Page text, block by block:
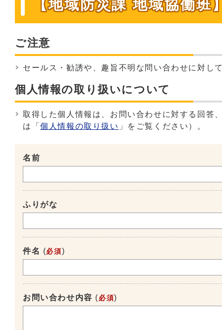
【地域防災課 地域協働班
ご注意
セールス・勧誘や、趣旨不明な問い合わせに対し
個人情報の取り扱いについて
取得した個人情報は、お問い合わせに対する回答
は「個人情報の取り扱い 」をご覧ください）。
名前
ふりがな
件名 (必須)
お問い合わせ内容 ( 必須)